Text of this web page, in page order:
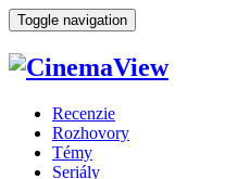
Toggle navigation
Recenzie
Rozhovory
Témy
Seriály